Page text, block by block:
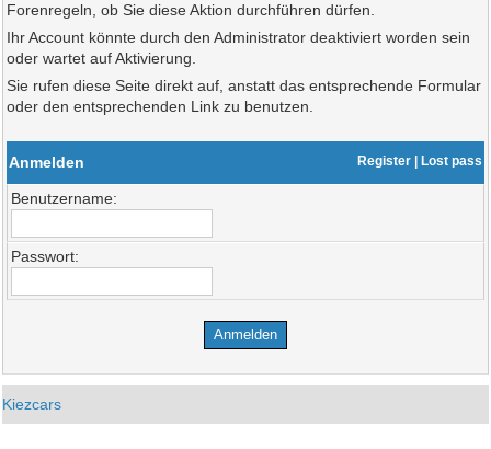
Forenregeln, ob Sie diese Aktion durchführen dürfen.
Ihr Account könnte durch den Administrator deaktiviert worden sein
oder wartet auf Aktivierung.
Sie rufen diese Seite direkt auf, anstatt das entsprechende Formular
oder den entsprechenden Link zu benutzen.
Anmelden Register| Lost pass
Benutzername:
Passwort:
Kiezcars